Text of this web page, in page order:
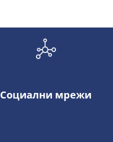
Социални мрежи